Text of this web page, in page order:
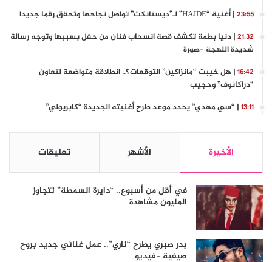
23:55 | أغنية “HAJDE” لـ”ديستانكت” تواصل نجاحها وتحقق رقما جديدا
21:32 | دنيا بطمة تكشف قصة انسحاب فنان من حفل بسببها وتوجه رسالة
شديدة اللهجة -صورة
16:42 | هل خيبت “مانزاكين” التوقعات؟.. انطلاقة متواضعة لتعاون
“دراكانوف” وحجيب
13:11 | “سي مهدي” يحدد موعد طرح أغنيته الجديدة “كابريولي”
الأخيرة الأشهر تعليقات
في أقل من أسبوع.. “دايرة السمطة” تتجاوز
المليون مشاهدة
بدر صبري يطرح “ناري”.. عمل غنائي جديد بروح
صيفية -فيديو